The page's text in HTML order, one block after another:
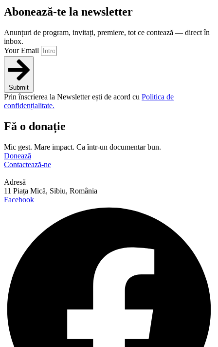
Abonează-te la newsletter
Anunțuri de program, invitați, premiere, tot ce contează — direct în
inbox.
Your Email
Submit
Prin înscrierea la Newsletter ești de acord cu Politica de
confidențialitate.
Fă o donație
Mic gest. Mare impact. Ca într-un documentar bun.
Donează
Contactează-ne
Adresă
11 Piața Mică, Sibiu, România
Facebook